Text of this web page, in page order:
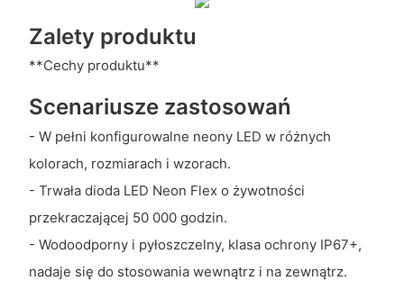
Zalety produktu
**Cechy produktu**
Scenariusze zastosowań
- W pełni konfigurowalne neony LED w różnych
kolorach, rozmiarach i wzorach.
- Trwała dioda LED Neon Flex o żywotności
przekraczającej 50 000 godzin.
- Wodoodporny i pyłoszczelny, klasa ochrony IP67+,
nadaje się do stosowania wewnątrz i na zewnątrz.